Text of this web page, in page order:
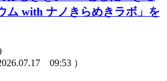
ム with ナノきらめきラボ」を
09:53 ）